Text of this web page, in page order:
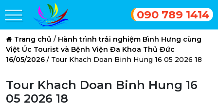
090 789 1414
Trang chủ / Hành trình trải nghiệm Bình Hưng cùng
Việt Úc Tourist và Bệnh Viện Đa Khoa Thủ Đức
16/05/2026 / Tour Khach Doan Binh Hung 16 05 2026 18
Tour Khach Doan Binh Hung 16
05 2026 18